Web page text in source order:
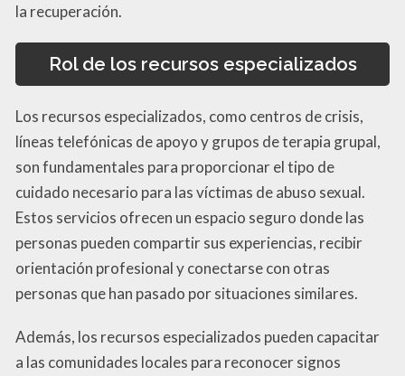
la recuperación.
Rol de los recursos especializados
Los recursos especializados, como centros de crisis,
líneas telefónicas de apoyo y grupos de terapia grupal,
son fundamentales para proporcionar el tipo de
cuidado necesario para las víctimas de abuso sexual.
Estos servicios ofrecen un espacio seguro donde las
personas pueden compartir sus experiencias, recibir
orientación profesional y conectarse con otras
personas que han pasado por situaciones similares.
Además, los recursos especializados pueden capacitar
a las comunidades locales para reconocer signos